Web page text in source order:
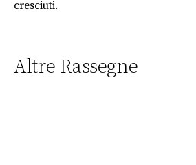
cresciuti.
Altre Rassegne